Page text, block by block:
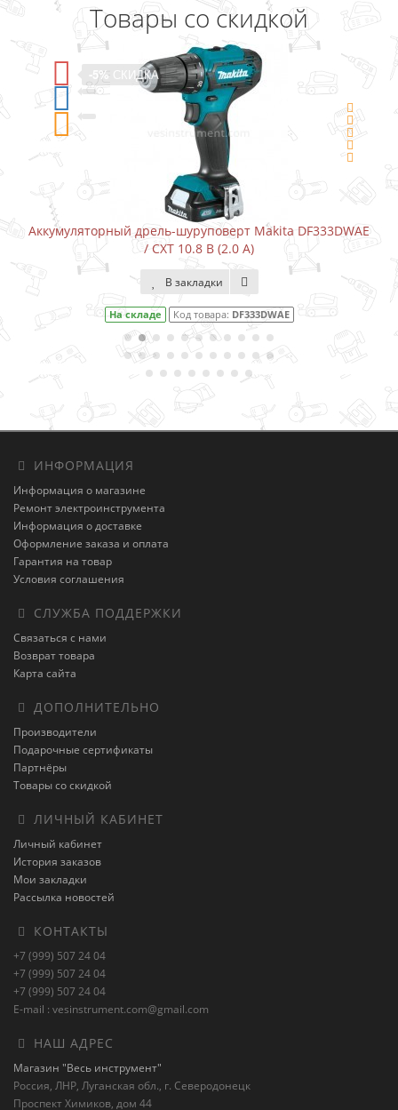
Товары со скидкой
-5% СКИДКА
Аккумуляторный дрель-шуруповерт Makita DF333DWAE
/ CXT 10.8 В (2.0 А)
В закладки
На складе Код товара: DF333DWAE
ИНФОРМАЦИЯ
Информация о магазине
Ремонт электроинструмента
Информация о доставке
Оформление заказа и оплата
Гарантия на товар
Условия соглашения
СЛУЖБА ПОДДЕРЖКИ
Связаться с нами
Возврат товара
Карта сайта
ДОПОЛНИТЕЛЬНО
Производители
Подарочные сертификаты
Партнёры
Товары со скидкой
ЛИЧНЫЙ КАБИНЕТ
Личный кабинет
История заказов
Мои закладки
Рассылка новостей
КОНТАКТЫ
+7 (999) 507 24 04
+7 (999) 507 24 04
+7 (999) 507 24 04
E-mail : vesinstrument.com@gmail.com
НАШ АДРЕС
Магазин "Весь инструмент"
Россия, ЛНР, Луганская обл., г. Северодонецк
Проспект Химиков, дом 44